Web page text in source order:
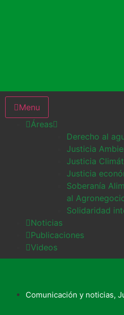
Menu
Áreas
Derecho al
Justicia
Justicia
Justicia
Soberanía
al
Solidaridad
Noticias
Publicaciones
Videos
Comunicación y noticias,